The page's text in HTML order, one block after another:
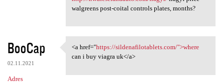
walgreens post-coital controls plates, months?
BooCap
02.11.2021
Adres
<a href="https:/
<a href="https://sildenafilotablets.com/">where
can i buy viagra uk</a>